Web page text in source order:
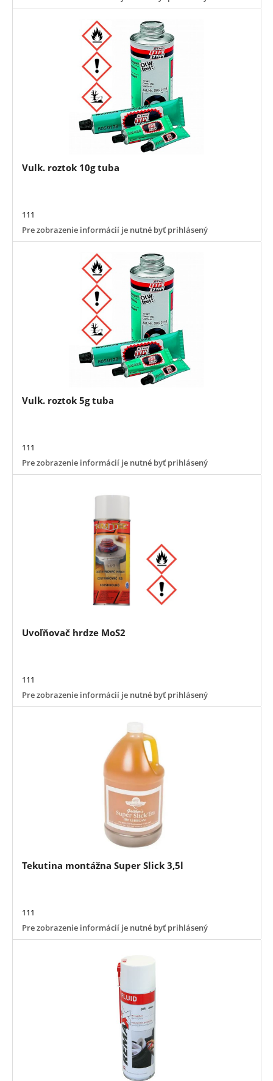
Vulk. roztok 10g tuba
111
Pre zobrazenie informácií je nutné byť prihlásený
Vulk. roztok 5g tuba
111
Pre zobrazenie informácií je nutné byť prihlásený
Uvoľňovač hrdze MoS2
111
Pre zobrazenie informácií je nutné byť prihlásený
Tekutina montážna Super Slick 3,5l
111
Pre zobrazenie informácií je nutné byť prihlásený